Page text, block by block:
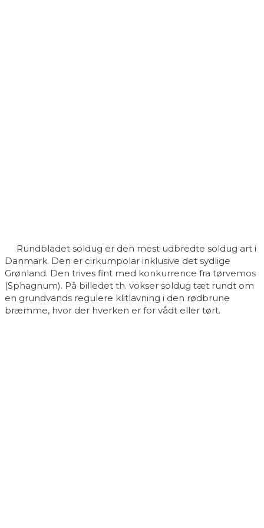
Rundbladet soldug er den mest udbredte soldug art i
Danmark. Den er cirkumpolar inklusive det sydlige
Grønland. Den trives fint med konkurrence fra tørvemos
(Sphagnum). På billedet th. vokser soldug tæt rundt om
en grundvands regulere klitlavning i den rødbrune
bræmme, hvor der hverken er for vådt eller tørt.